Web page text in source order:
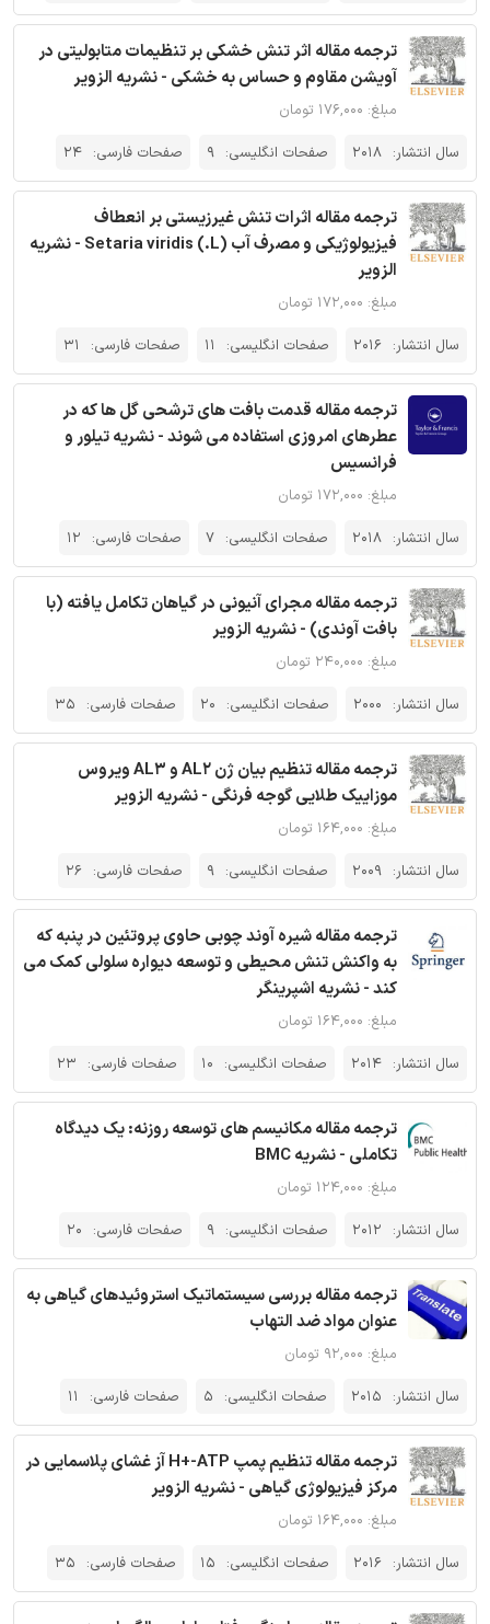
ترجمه مقاله اثر تنش خشکی بر تنظیمات متابولیتی در
آویشن مقاوم و حساس به خشکی - نشریه الزویر
مبلغ: ۱۷۶,۰۰۰ تومان
سال انتشار: 2018 صفحات انگلیسی: 9 صفحات فارسی: 24
ترجمه مقاله اثرات تنش غیرزیستی بر انعطاف
فیزیولوژیکی و مصرف آب (L.) Setaria viridis - نشریه
الزویر
مبلغ: ۱۷۲,۰۰۰ تومان
سال انتشار: 2016 صفحات انگلیسی: 11 صفحات فارسی: 31
ترجمه مقاله قدمت بافت های ترشحی گل ها که در
عطرهای امروزی استفاده می شوند - نشریه تیلور و
فرانسیس
مبلغ: ۱۷۲,۰۰۰ تومان
سال انتشار: 2018 صفحات انگلیسی: 7 صفحات فارسی: 12
ترجمه مقاله مجرای آنیونی در گیاهان تکامل یافته (با
بافت آوندی) - نشریه الزویر
مبلغ: ۲۴۰,۰۰۰ تومان
سال انتشار: 2000 صفحات انگلیسی: 20 صفحات فارسی: 35
ترجمه مقاله تنظیم بیان ژن AL2 و AL3 ویروس
موزاییک طلایی گوجه فرنگی - نشریه الزویر
مبلغ: ۱۶۴,۰۰۰ تومان
سال انتشار: 2009 صفحات انگلیسی: 9 صفحات فارسی: 26
ترجمه مقاله شیره آوند چوبی حاوی پروتئین در پنبه که
به واکنش تنش محیطی و توسعه دیواره سلولی کمک می
کند - نشریه اشپرینگر
مبلغ: ۱۶۴,۰۰۰ تومان
سال انتشار: 2014 صفحات انگلیسی: 10 صفحات فارسی: 23
ترجمه مقاله مکانیسم های توسعه روزنه: یک دیدگاه
تکاملی - نشریه BMC
مبلغ: ۱۲۴,۰۰۰ تومان
سال انتشار: 2012 صفحات انگلیسی: 9 صفحات فارسی: 20
ترجمه مقاله بررسی سیستماتیک استروئیدهای گیاهی به
عنوان مواد ضد التهاب
مبلغ: ۹۲,۰۰۰ تومان
سال انتشار: 2015 صفحات انگلیسی: 5 صفحات فارسی: 11
ترجمه مقاله تنظیم پمپ H+-ATP آز غشای پلاسمایی در
مرکز فیزیولوژی گیاهی - نشریه الزویر
مبلغ: ۱۶۴,۰۰۰ تومان
سال انتشار: 2016 صفحات انگلیسی: 15 صفحات فارسی: 35